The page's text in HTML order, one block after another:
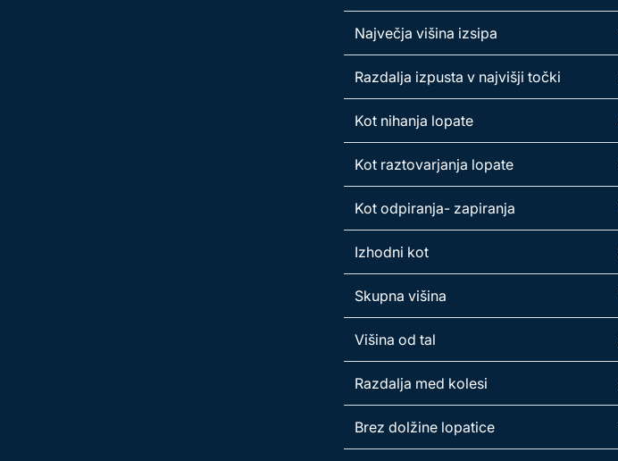
Največja višina izsipa
Razdalja izpusta v najvišji točki
Kot nihanja lopate
Kot raztovarjanja lopate
Kot odpiranja- zapiranja
Izhodni kot
Skupna višina
Višina od tal
Razdalja med kolesi
Brez dolžine lopatice